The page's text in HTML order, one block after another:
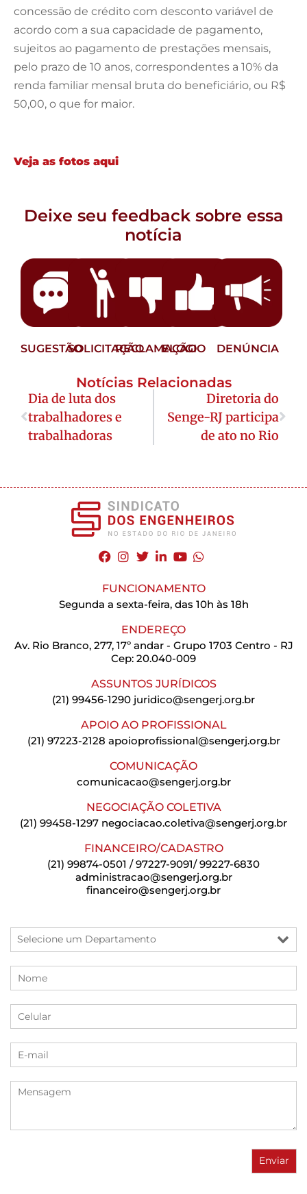
concessão de crédito com desconto variável de
acordo com a sua capacidade de pagamento,
sujeitos ao pagamento de prestações mensais,
pelo prazo de 10 anos, correspondentes a 10% da
renda familiar mensal bruta do beneficiário, ou R$
50,00, o que for maior.
Veja as fotos aqui
Deixe seu feedback sobre essa
notícia
SUGESTÃOSOLICITAÇÃORECLAMAÇÃO
ELOGIO DENÚNCIA
Notícias Relacionadas
Dia de luta dos
trabalhadores e
trabalhadoras
Diretoria do
Senge-RJ participa
de ato no Rio
FUNCIONAMENTO
Segunda a sexta-feira, das 10h às 18h
ENDEREÇO
Av. Rio Branco, 277, 17º andar - Grupo 1703 Centro - RJ
Cep: 20.040-009
ASSUNTOS JURÍDICOS
(21) 99456-1290 juridico@sengerj.org.br
APOIO AO PROFISSIONAL
(21) 97223-2128 apoioprofissional@sengerj.org.br
COMUNICAÇÃO
comunicacao@sengerj.org.br
NEGOCIAÇÃO COLETIVA
(21) 99458-1297 negociacao.coletiva@sengerj.org.br
FINANCEIRO/CADASTRO
(21) 99874-0501 / 97227-9091/ 99227-6830
administracao@sengerj.org.br
financeiro@sengerj.org.br